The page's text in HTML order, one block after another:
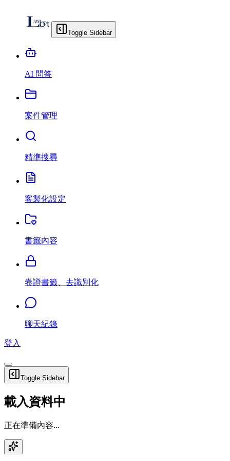
Toggle Sidebar
AI 問答
案件管理
精準搜尋
客製化設定
書籤內容
卷證書籤、去識別化
聊天紀錄
登入
Toggle Sidebar
載入資料中
正在準備內容...